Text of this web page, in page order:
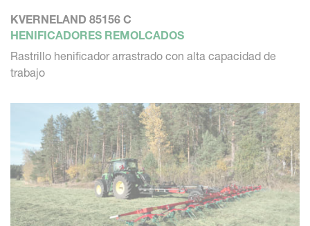
KVERNELAND 85156 C
HENIFICADORES REMOLCADOS
Rastrillo henificador arrastrado con alta capacidad de
trabajo